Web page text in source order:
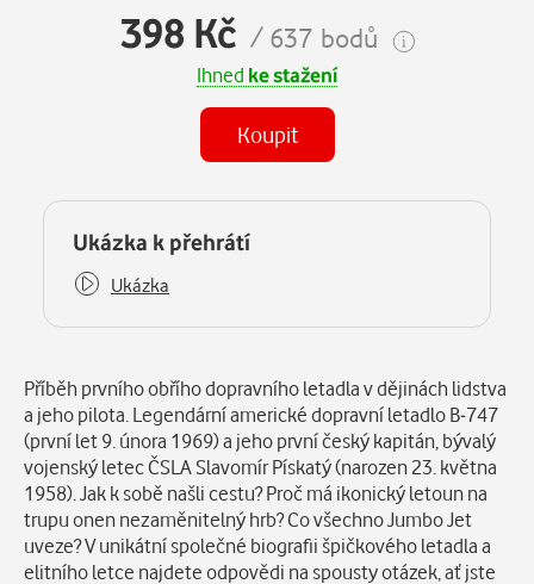
398 Kč / 637 bodů
Ihned ke stažení
Koupit
Některé kapitoly již máte zakoupeny.
Ukázka k přehrátí
Ukázka
Popis
Příběh prvního obřího dopravního letadla v dějinách lidstva
a jeho pilota. Legendární americké dopravní letadlo B-747
(první let 9. února 1969) a jeho první český kapitán, bývalý
vojenský letec ČSLA Slavomír Pískatý (narozen 23. května
1958). Jak k sobě našli cestu? Proč má ikonický letoun na
trupu onen nezaměnitelný hrb? Co všechno Jumbo Jet
uveze? V unikátní společné biografii špičkového letadla a
elitního letce najdete odpovědi na spousty otázek, ať jste